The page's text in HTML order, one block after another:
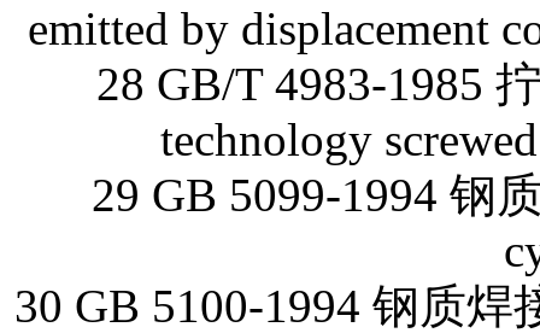
emitted by displacement
28 GB/T 4983-1985
technology
29 GB 5099-1994 钢
30 GB 5100-1994 钢质焊